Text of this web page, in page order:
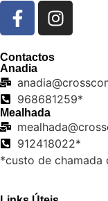
Contactos
Anadia
968681259*
Mealhada
912418022*
*custo de chamada